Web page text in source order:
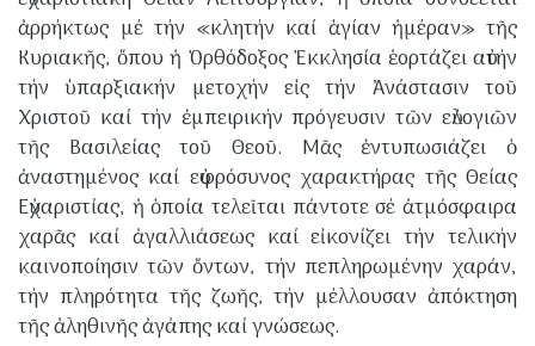
ἀρρήκτως μέ τήν «κλητήν καί ἁγίαν ἡμέραν» τῆς
Κυριακῆς, ὅπου ἡ Ὀρθόδοξος Ἐκκλησία ἑορτάζει αὐτήν
τήν ὑπαρξιακήν μετοχήν εἰς τήν Ἀνάστασιν τοῦ
Χριστοῦ καί τήν ἐμπειρικήν πρόγευσιν τῶν εὐλογιῶν
τῆς Βασιλείας τοῦ Θεοῦ. Μᾶς ἐντυπωσιάζει ὁ
ἀναστημένος καί εὐφρόσυνος χαρακτήρας τῆς Θείας
Εὐχαριστίας, ἡ ὁποία τελεῖται πάντοτε σέ ἀτμόσφαιρα
χαρᾶς καί ἀγαλλιάσεως καί εἰκονίζει τήν τελικήν
καινοποίησιν τῶν ὄντων, τήν πεπληρωμένην χαράν,
τήν πληρότητα τῆς ζωῆς, τήν μέλλουσαν ἀπόκτηση
τῆς ἀληθινῆς ἀγάπης καί γνώσεως.